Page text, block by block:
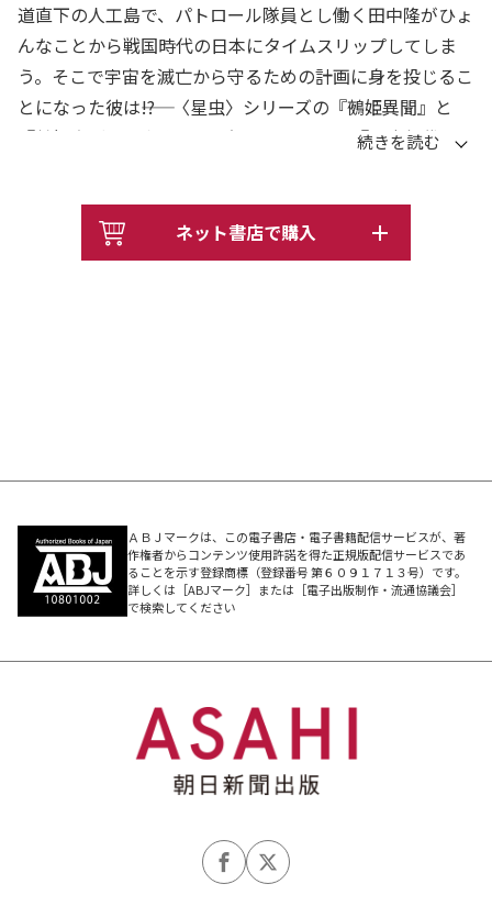
道直下の人工島で、パトロール隊員とし働く田中隆がひょ
んなことから戦国時代の日本にタイムスリップしてしま
う。そこで宇宙を滅亡から守るための計画に身を投じるこ
とになった彼は――!? 〈星虫〉シリーズの『鵺姫異聞』と
『鵺姫真話』に書き下ろし短編も加えた、『星虫年代記』
ネット書店で購入
ＡＢＪマークは、この電子書店・電子書籍配信サービスが、著
作権者からコンテンツ使用許諾を得た正規版配信サービスであ
ることを示す登録商標（登録番号 第６０９１７１３号）です。
詳しくは［ABJマーク］または［電子出版制作・流通協議会］
で検索してください